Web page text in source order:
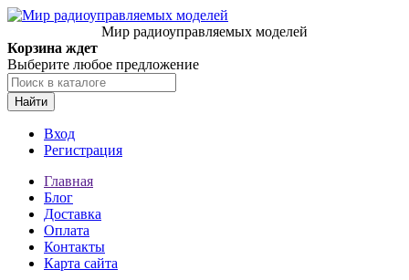
Мир радиоуправляемых моделей
Корзина ждет
Выберите любое предложение
Найти
Вход
Регистрация
Главная
Блог
Доставка
Оплата
Контакты
Карта сайта